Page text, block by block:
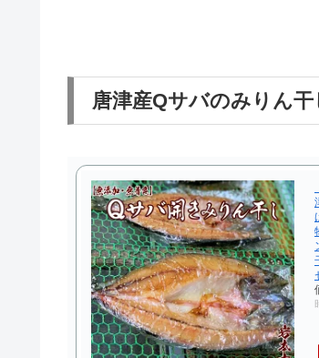
唐津産Qサバのみりん